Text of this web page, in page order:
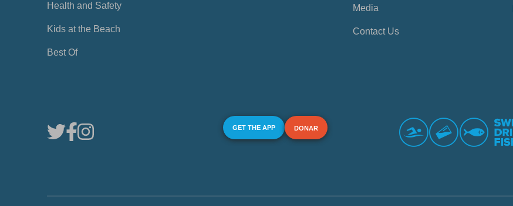
Health and Safety
Kids at the Beach
Best Of
Media
Contact Us
GET THE APP DONAR